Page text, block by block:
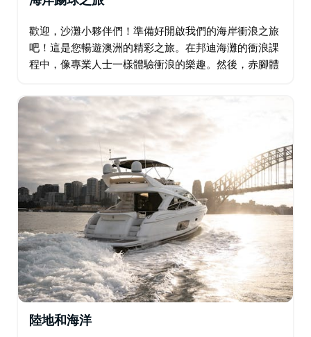
歡迎，沙灘小夥伴們！準備好開啟我們的海岸衝浪之旅
吧！這是您暢遊澳洲的精彩之旅。在邦迪海灘的衝浪課
程中，像專業人士一樣體驗衝浪的樂趣。然後，赤腳體
樂趣。在海邊漫步之前，先在咖啡館享用一頓美味的早
午餐…
陸地和海洋